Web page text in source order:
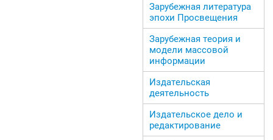
Зарубежная литература
эпохи Просвещения
Зарубежная теория и
модели массовой
информации
Издательская
деятельность
Издательское дело и
редактирование